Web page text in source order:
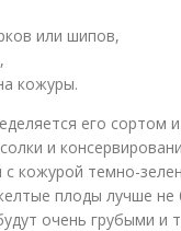
или шипов,
кожуры.
его сортом
и
с кожурой темно-
плоды лучше не
очень грубыми и